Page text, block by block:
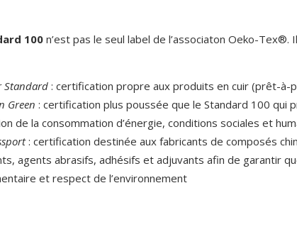
100n’est pas le seul label de l’associaton Oeko-Tex®.
Standard: certification propre aux produits en cuir (prêt-à-
Green : certification plus poussée que le Standard 100 qui
de la consommation d’énergie, conditions sociales et
: certification destinée aux fabricants de composés
agents abrasifs, adhésifs et adjuvants afin de garantir
et respect de l’environnement